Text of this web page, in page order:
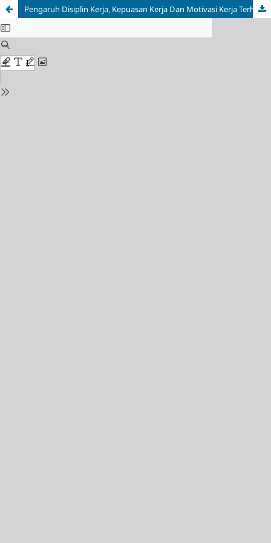
Pengaruh Disiplin Kerja, Kepuasan Kerja Dan Motivasi Kerja Terhadap Peningkatan Kinerja Karyawan Pada PT. Thai Ndt Indonesia